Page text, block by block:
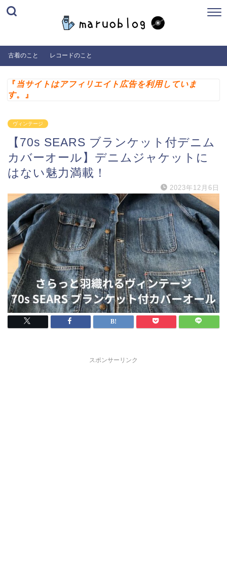
古着のこと レコードのこと
『 当サイトはアフィリエイト広告を利用していま
す。』
ヴィンテージ
【70s SEARS ブランケット付デニム
カバーオール】デニムジャケットに
はない魅力満載！
2023年12月6日
スポンサーリンク